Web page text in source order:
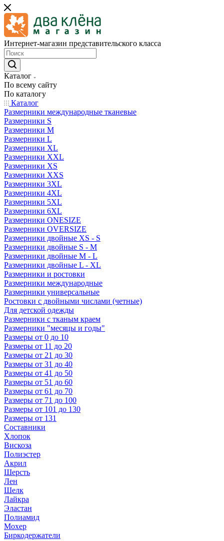
Интернет-магазин представительского класса
Каталог
По всему сайту
По каталогу
Каталог
Размерники международные тканевые
Размерники S
Размерники M
Размерники L
Размерники XL
Размерники XXL
Размерники XS
Размерники XXS
Размерники 3XL
Размерники 4XL
Размерники 5XL
Размерники 6XL
Размерники ONESIZE
Размерники OVERSIZE
Размерники двойные XS - S
Размерники двойные S - M
Размерники двойные M - L
Размерники двойные L - XL
Размерники и ростовки
Размерники международные
Размерники универсальные
Ростовки с двойными числами (четные)
Для детской одежды
Размерники с тканым краем
Размерники "месяцы и годы"
Размеры от 0 до 10
Размеры от 11 до 20
Размеры от 21 до 30
Размеры от 31 до 40
Размеры от 41 до 50
Размеры от 51 до 60
Размеры от 61 до 70
Размеры от 71 до 100
Размеры от 101 до 130
Размеры от 131
Составники
Хлопок
Вискоза
Полиэстер
Акрил
Шерсть
Лен
Шелк
Лайкра
Эластан
Полиамид
Мохер
Биркодержатели